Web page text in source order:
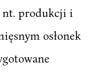
nt. produkcji i
osłonek